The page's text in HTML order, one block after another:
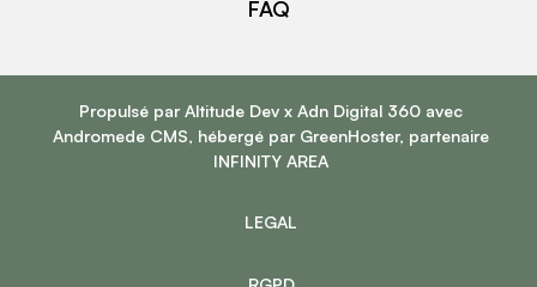
FAQ
Propulsé par Altitude Devx Adn Digital 360avec
Andromede CMS, hébergé par GreenHoster, partenaire
INFINITY AREA
LEGAL